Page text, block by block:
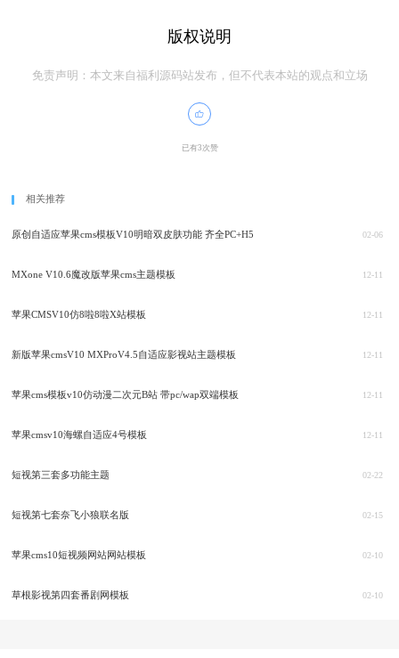
版权说明
免责声明：本文来自福利源码站发布，但不代表本站的观点和立场
已有3次赞
相关推荐
02-06
原创自适应苹果cms模板V10明暗双皮肤功能 齐全PC+H5
12-11
MXone V10.6魔改版苹果cms主题模板
12-11
苹果CMSV10仿8啦8啦X站模板
12-11
新版苹果cmsV10 MXProV4.5自适应影视站主题模板
12-11
苹果cms模板v10仿动漫二次元B站 带pc/wap双端模板
12-11
苹果cmsv10海螺自适应4号模板
02-22
短视第三套多功能主题
02-15
短视第七套奈飞小狼联名版
02-10
苹果cms10短视频网站网站模板
02-10
草根影视第四套番剧网模板